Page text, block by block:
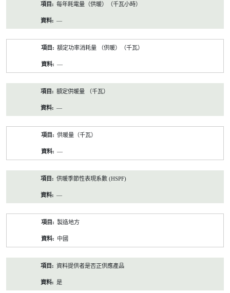
每年耗電量（供暖）（千瓦小時）
—
額定功率消耗量 （供暖）（千瓦）
—
額定供暖量 （千瓦）
—
供暖量（千瓦）
—
供暖季節性表現系數 (HSPF)
—
製造地方
中國
資料提供者是否正供應產品
是